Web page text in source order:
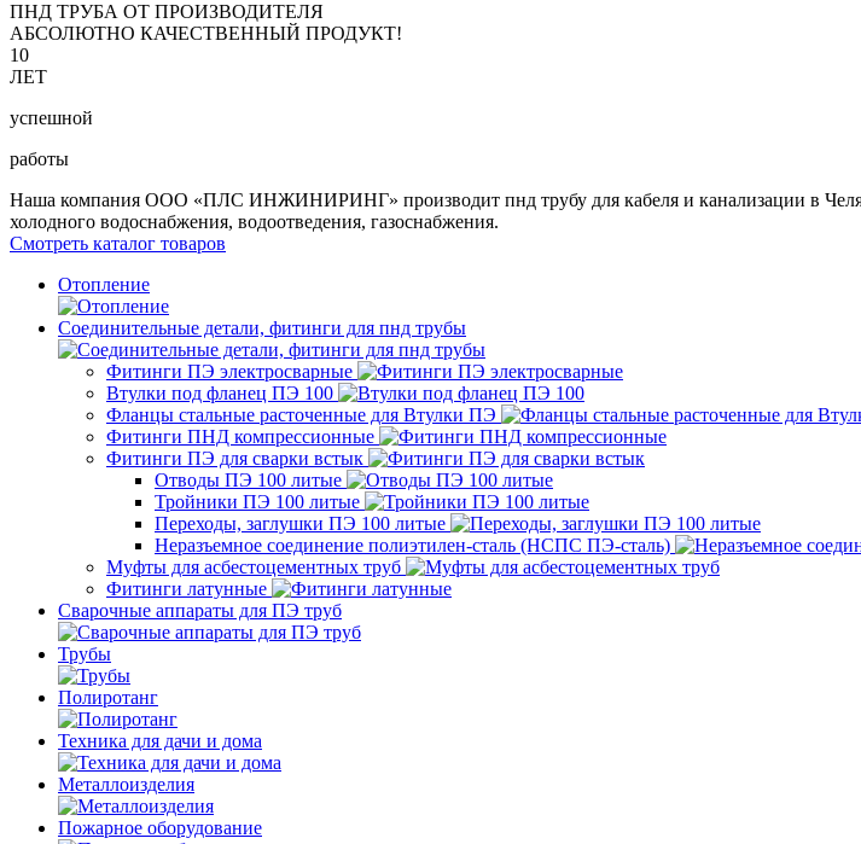
ПНД ТРУБА ОТ ПРОИЗВОДИТЕЛЯ
АБСОЛЮТНО КАЧЕСТВЕННЫЙ ПРОДУКТ!
10
ЛЕТ
успешной
работы
Наша компания ООО «ПЛС ИНЖИНИРИНГ» производит пнд трубу для кабеля и канализации в
холодного водоснабжения, водоотведения, газоснабжения.
Смотреть каталог товаров
Отопление
Соединительные детали, фитинги для пнд трубы
Фитинги ПЭ электросварные
Втулки под фланец ПЭ 100
Фланцы стальные расточенные для Втулки ПЭ
Фитинги ПНД компрессионные
Фитинги ПЭ для сварки встык
Отводы ПЭ 100 литые
Тройники ПЭ 100 литые
Переходы, заглушки ПЭ 100 литые
Неразъемное соединение полиэтилен-сталь (НСПС ПЭ-сталь)
Муфты для асбестоцементных труб
Фитинги латунные
Сварочные аппараты для ПЭ труб
Трубы
Полиротанг
Техника для дачи и дома
Металлоизделия
Пожарное оборудование